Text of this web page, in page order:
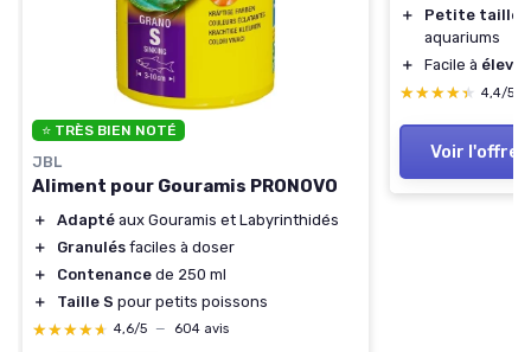
⭐ TRÈS BIEN NOTÉ
JBL
Aliment pour Gouramis PRONOVO
＋ Adapté aux Gouramis et Labyrinthidés
＋
Granulés faciles à doser
＋
Contenance de 250 ml
＋
Taille S pour petits poissons
★★★★★
★★★★★ 4,6/5 — 604 avis
＋
Petite taille
aquariums
＋
Facile à élever
★★★★★
★★★★★ 4,4/5
Voir l'offre